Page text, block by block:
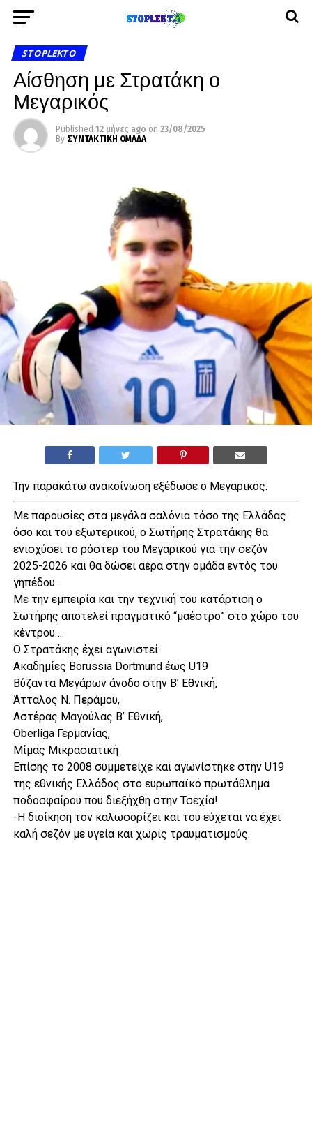
STOPLEKTO
Αίσθηση με Στρατάκη ο
Μεγαρικός
Published 12 μήνες ago on 23/08/2025
By ΣΥΝΤΑΚΤΙΚΗ ΟΜΑΔΑ
Την παρακάτω ανακοίνωση εξέδωσε ο Μεγαρικός.
Με παρουσίες στα μεγάλα σαλόνια τόσο της Ελλάδας
όσο και του εξωτερικού, ο Σωτήρης Στρατάκης θα
ενισχύσει το ρόστερ του Μεγαρικού για την σεζόν
2025-2026 και θα δώσει αέρα στην ομάδα εντός του
γηπέδου.
Με την εμπειρία και την τεχνική του κατάρτιση ο
Σωτήρης αποτελεί πραγματικό “μαέστρο” στο χώρο του
κέντρου….
Ο Στρατάκης έχει αγωνιστεί:
Ακαδημίες Borussia Dortmund έως U19
Βύζαντα Μεγάρων άνοδο στην Β’ Εθνική,
Άτταλος Ν. Περάμου,
Αστέρας Μαγούλας Β’ Εθνική,
Oberliga Γερμανίας,
Μίμας Μικρασιατική
Επίσης το 2008 συμμετείχε και αγωνίστηκε στην U19
της εθνικής Ελλάδος στο ευρωπαϊκό πρωτάθλημα
ποδοσφαίρου που διεξήχθη στην Τσεχία!
-Η διοίκηση τον καλωσορίζει και του εύχεται να έχει
καλή σεζόν με υγεία και χωρίς τραυματισμούς.